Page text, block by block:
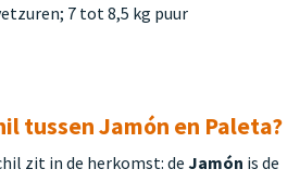
7 tot 8,5 kg puur
tussen Jamón en Paleta?
zit in de herkomst: de Jamón is de